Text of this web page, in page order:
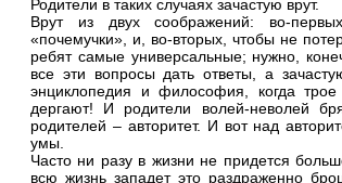
Родители в таких случаях зачастую врут.
Врут из двух соображений: во-
«почемучки», и, во-вторых, чтобы не
ребят самые универсальные; нужно,
все эти вопросы дать ответы, а
энциклопедия и философия, когда
дергают! И родители волей-неволей
родителей – авторитет. И вот над
умы.
Часто ни разу в жизни не придется
всю жизнь западет это раздраженно